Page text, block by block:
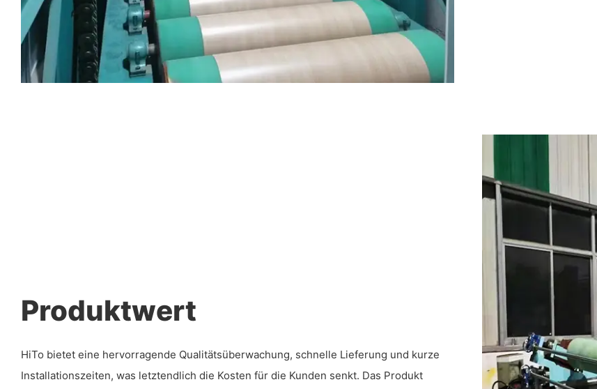
Produktwert
HiTo bietet eine hervorragende Qualitätsüberwachung, schnelle Lieferung und kurze
Installationszeiten, was letztendlich die Kosten für die Kunden senkt. Das Produkt